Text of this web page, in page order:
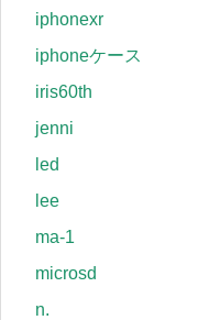
iphonexr
iphoneケース
iris60th
jenni
led
lee
ma-1
microsd
n.